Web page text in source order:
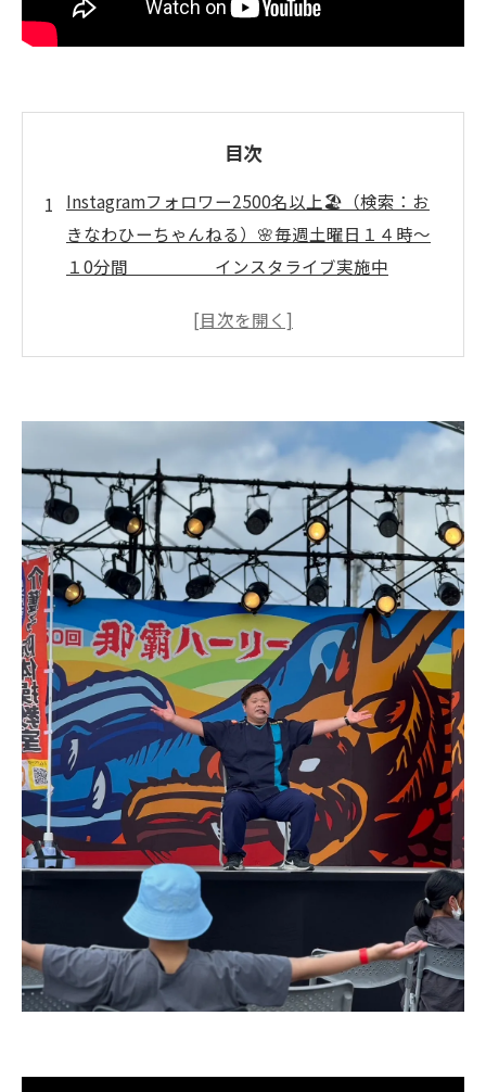
目次
Instagramフォロワー2500名以上🏖️（検索：お
きなわひーちゃんねる）🌸毎週土曜日１４時～
１0分間 インスタライブ実施中
の、 「介護予防の話し」
お父さんタレントいぜなひさお氏の介護予
防活動に学ぶ意義
介護予防の効果を実感できる取り組み事例
紹介
家族に向けた応援歌と介護予防メリットの
関係性
健康寿命延伸と自立生活を支える介護予防
の考え方
健康寿命を延ばす介護予防の実践法
実践しやすい介護予防の方法とそのメリッ
トを解説
いぜなひさお氏の歌手活動が健康寿命延伸
へ与える影響
介護予防活動で家族ができる簡単な工夫と
コツ
厚生労働省推奨の介護予防プログラムの活